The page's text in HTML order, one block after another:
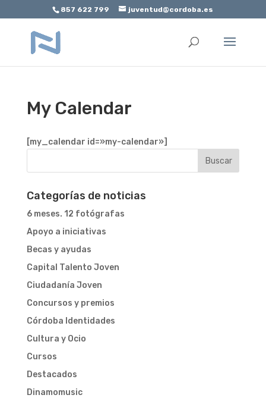
Abrir barra de herramientas
857 622 799 juventud@cordoba.es
My Calendar
[my_calendar id=»my-calendar»]
Categorías de noticias
6 meses. 12 fotógrafas
Apoyo a iniciativas
Becas y ayudas
Capital Talento Joven
Ciudadanía Joven
Concursos y premios
Córdoba Identidades
Cultura y Ocio
Cursos
Destacados
Dinamomusic